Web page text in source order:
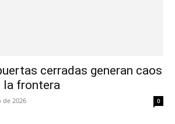
cerradas generan caos
la frontera
de 2026 0